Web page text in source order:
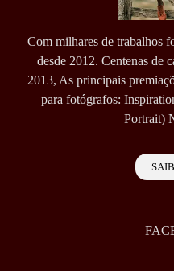
Com milhares de trabalhos
desde 2012. Centenas de
2013, As principais
para fotógrafos:
Portrait)